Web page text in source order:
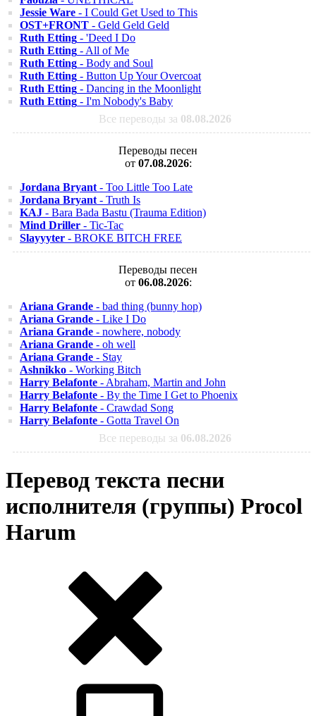
Jessie Ware - I Could Get Used to This
OST+FRONT - Geld Geld Geld
Ruth Etting - 'Deed I Do
Ruth Etting - All of Me
Ruth Etting - Body and Soul
Ruth Etting - Button Up Your Overcoat
Ruth Etting - Dancing in the Moonlight
Ruth Etting - I'm Nobody's Baby
Все переводы за 08.08.2026
Переводы песен
от 07.08.2026:
Jordana Bryant - Too Little Too Late
Jordana Bryant - Truth Is
KAJ - Bara Bada Bastu (Trauma Edition)
Mind Driller - Tic-Tac
Slayyyter - BROKE BITCH FREE
Переводы песен
от 06.08.2026:
Ariana Grande - bad thing (bunny hop)
Ariana Grande - Like I Do
Ariana Grande - nowhere, nobody
Ariana Grande - oh well
Ariana Grande - Stay
Ashnikko - Working Bitch
Harry Belafonte - Abraham, Martin and John
Harry Belafonte - By the Time I Get to Phoenix
Harry Belafonte - Crawdad Song
Harry Belafonte - Gotta Travel On
Все переводы за 06.08.2026
Перевод текста песни
исполнителя (группы) Procol
Harum